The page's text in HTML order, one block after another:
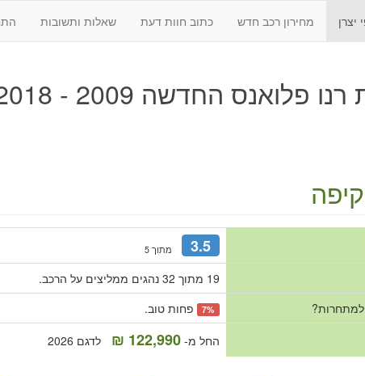
יצרן מחירון רכב חדש כתוב חוות דעת שאלות ותשובות
רנו פלואנס החדשה 2009 - 2018
3.5 מתוך 5
19 מתוך 32 נהגים ממליצים על הרכב.
7%
פחות טוב.
החל מ-122,990 ₪ לדגם 2026